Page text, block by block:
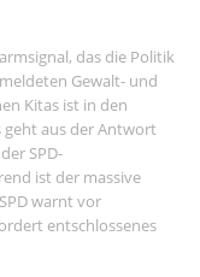
das die Politik
Gewalt- und
Kitas ist in den
geht aus der Antwort
SPD-
ist der massive
warnt vor
entschlossenes